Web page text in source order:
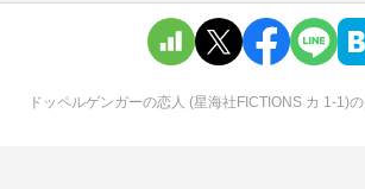
ドッペルゲンガーの恋人 (星海社FICTIONS カ 1-1)の